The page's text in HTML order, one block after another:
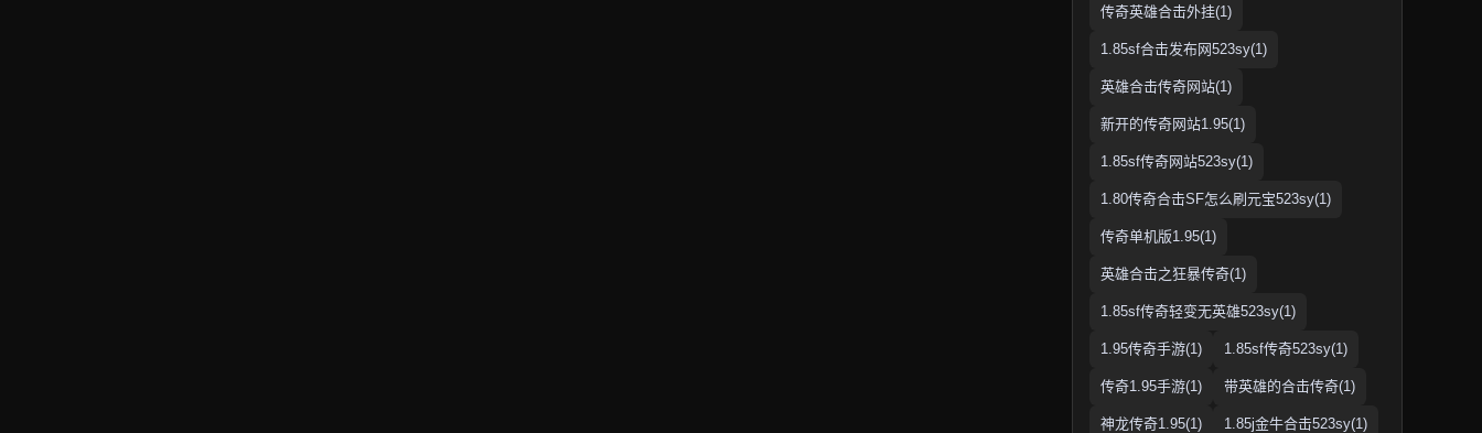
传奇英雄合击外挂(1)
1.85sf合击发布网523sy(1)
英雄合击传奇网站(1)
新开的传奇网站1.95(1)
1.85sf传奇网站523sy(1)
1.80传奇合击SF怎么刷元宝523sy(1)
传奇单机版1.95(1)
英雄合击之狂暴传奇(1)
1.85sf传奇轻变无英雄523sy(1)
1.95传奇手游(1) 1.85sf传奇523sy(1)
传奇1.95手游(1) 带英雄的合击传奇(1)
神龙传奇1.95(1) 1.85j金牛合击523sy(1)